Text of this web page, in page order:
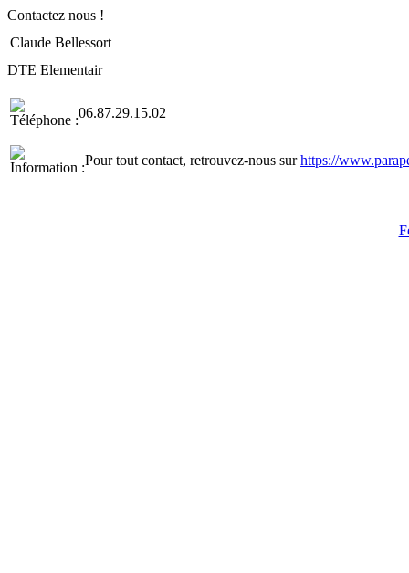
Contactez nous !
Claude Bellessort
DTE Elementair
06.87.29.15.02
Pour tout contact, retrouvez-nous surhttps://